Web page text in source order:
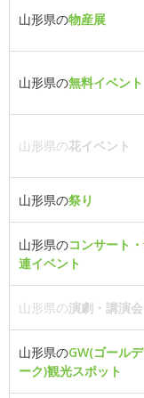
山形県の物産展
山形県の無料イベント
山形県の花イベント
山形県の祭り
山形県のコンサート
連イベント
山形県の演劇・講演会
山形県のGW(ゴール
ーク)観光スポット